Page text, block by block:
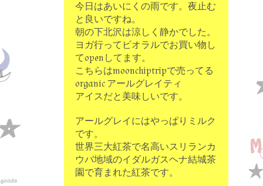
今日はあいにくの雨です。夜止む
と良いですね。
朝の下北沢は涼しく静かでした。
ヨガ行ってビオラルでお買い物し
てopenしてます。
こちらはmoonchiptripで売ってる
organic アールグレイティ
アイスだと美味しいです。
アールグレイにはやっぱりミルク
です。
世界三大紅茶で名高いスリランカ
ウバ地域のイダルガスヘナ結城茶
園で育まれた紅茶です。